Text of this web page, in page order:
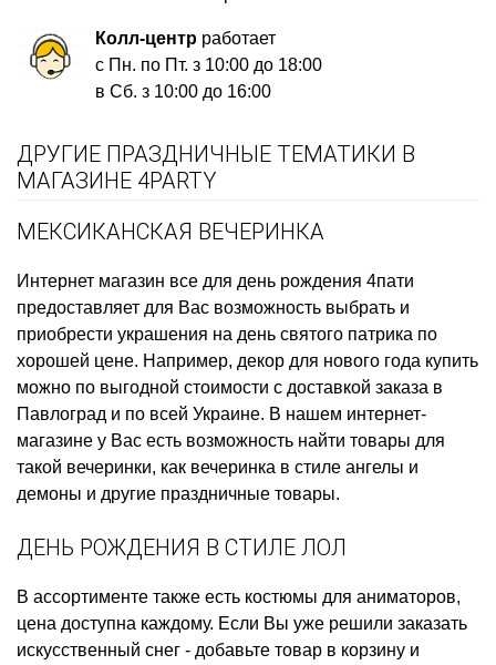
Колл-центр работает
с Пн. по Пт. з 10:00 до 18:00
в Сб. з 10:00 до 16:00
ДРУГИЕ ПРАЗДНИЧНЫЕ ТЕМАТИКИ В
МАГАЗИНЕ 4PARTY
МЕКСИКАНСКАЯ ВЕЧЕРИНКА
Интернет магазин все для день рождения 4пати
предоставляет для Вас возможность выбрать и
приобрести украшения на день святого патрика по
хорошей цене. Например, декор для нового года купить
можно по выгодной стоимости с доставкой заказа в
Павлоград и по всей Украине. В нашем интернет-
магазине у Вас есть возможность найти товары для
такой вечеринки, как вечеринка в стиле ангелы и
демоны и другие праздничные товары.
ДЕНЬ РОЖДЕНИЯ В СТИЛЕ ЛОЛ
В ассортименте также есть костюмы для аниматоров,
цена доступна каждому. Если Вы уже решили заказать
искусственный снег - добавьте товар в корзину и